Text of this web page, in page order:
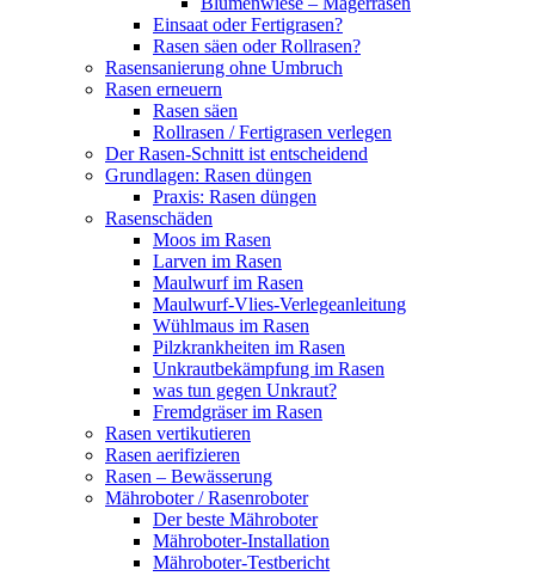
Einsaat oder Fertigrasen?
Rasen säen oder Rollrasen?
Rasensanierung ohne Umbruch
Rasen erneuern
Rasen säen
Rollrasen / Fertigrasen verlegen
Der Rasen-Schnitt ist entscheidend
Grundlagen: Rasen düngen
Praxis: Rasen düngen
Rasenschäden
Moos im Rasen
Larven im Rasen
Maulwurf im Rasen
Maulwurf-Vlies-Verlegeanleitung
Wühlmaus im Rasen
Pilzkrankheiten im Rasen
Unkrautbekämpfung im Rasen
was tun gegen Unkraut?
Fremdgräser im Rasen
Rasen vertikutieren
Rasen aerifizieren
Rasen – Bewässerung
Mähroboter / Rasenroboter
Der beste Mähroboter
Mähroboter-Installation
Mähroboter-Testbericht